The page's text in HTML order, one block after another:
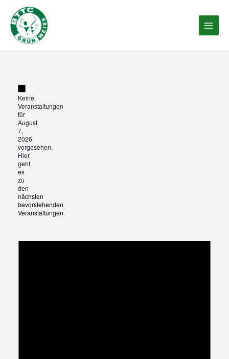
Inhalt
springen
Hinweis
Keine
Veranstaltungen
für
August
7,
2026
vorgesehen.
Hier
geht
es
zu
den
nächsten
bevorstehenden
Veranstaltungen.